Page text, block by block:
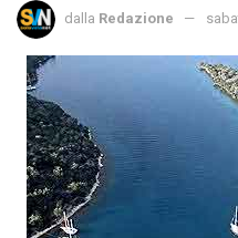
dalla Redazione